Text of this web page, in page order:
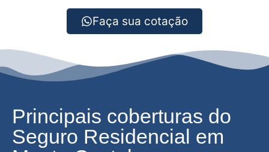
Faça sua cotação
Principais coberturas do
Seguro Residencial em